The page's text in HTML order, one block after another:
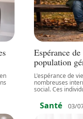
Espérance
population
L'espérance de
nombreuses
social. Ces
Santé 03/